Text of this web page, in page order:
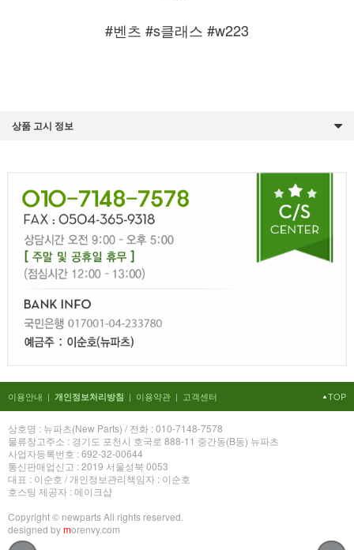
#벤츠 #s클래스 #w223
상품 고시 정보
이용안내 | 개인정보처리방침 | 이용약관 | 고객센터 TOP
상호명 : 뉴파츠(New Parts) / 전화 : 010-7148-7578
물류창고주소 : 경기도 포천시 호국로 888-11 중간동(B동) 뉴파츠
사업자등록번호 : 692-32-00644
통신판매업신고 : 2019 서울성북 0053
대표 : 이순호 / 개인정보관리책임자 : 이순호
호스팅 제공자 : 메이크샵
Copyright © newparts All rights reserved.
designed bymorenvy.com